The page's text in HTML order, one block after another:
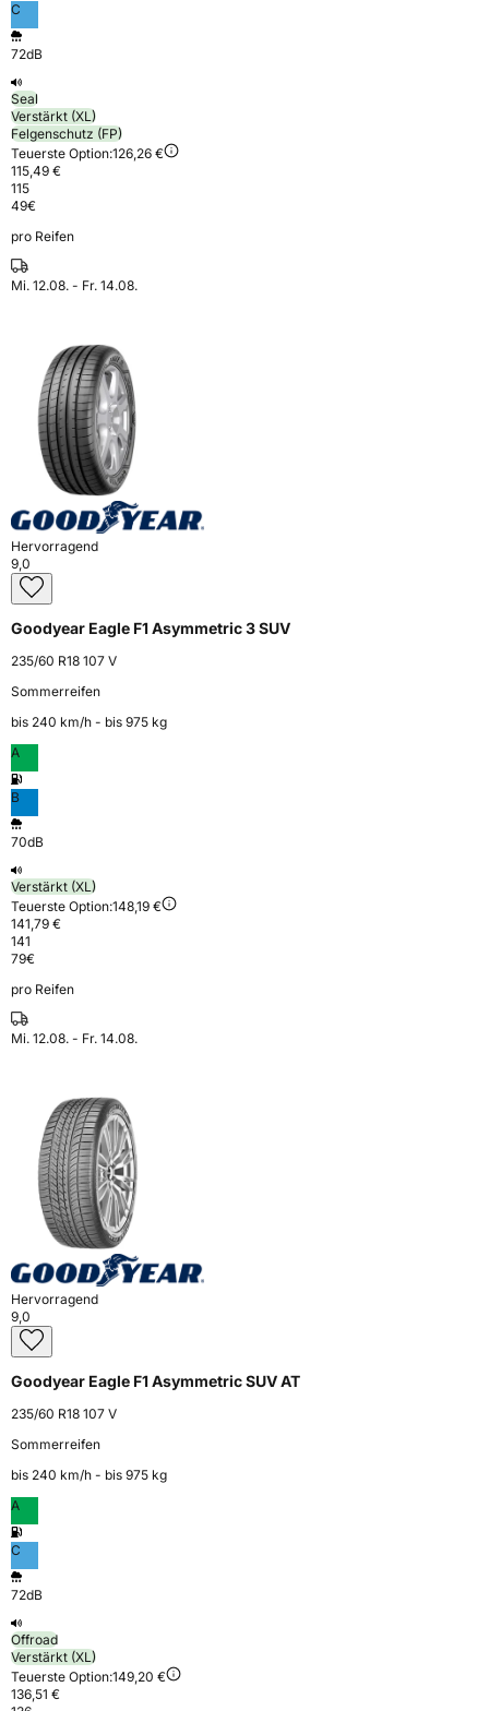
C
72dB
Seal
Verstärkt (XL)
Felgenschutz (FP)
Teuerste Option:126,26 €
115,49 €
115
49€
pro Reifen
Mi. 12.08. - Fr. 14.08.
Hervorragend
9,0
Goodyear Eagle F1 Asymmetric 3 SUV
235/60 R18 107 V
Sommerreifen
bis 240 km⁠/⁠h - bis 975 kg
A
B
70dB
Verstärkt (XL)
Teuerste Option:148,19 €
141,79 €
141
79€
pro Reifen
Mi. 12.08. - Fr. 14.08.
Hervorragend
9,0
Goodyear Eagle F1 Asymmetric SUV AT
235/60 R18 107 V
Sommerreifen
bis 240 km⁠/⁠h - bis 975 kg
A
C
72dB
Offroad
Verstärkt (XL)
Teuerste Option:149,20 €
136,51 €